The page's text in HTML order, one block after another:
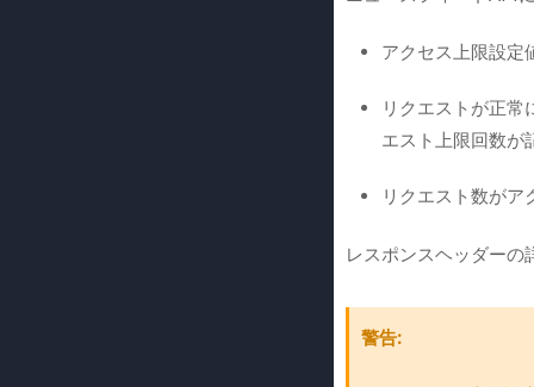
アクセス上限設定
リクエストが正
エスト上限回数が
リクエスト数がア
レスポンスヘッダーの
警告